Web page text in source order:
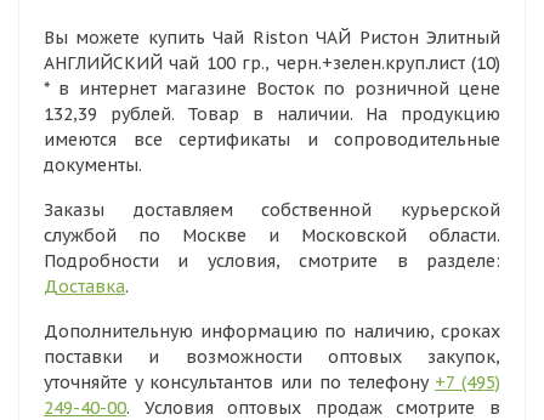
Вы можете купить Чай Riston ЧАЙ Ристон Элитный
АНГЛИЙСКИЙ чай 100 гр., черн.+зелен.круп.лист (10)
* в интернет магазине Восток по розничной цене
132,39 рублей. Товар в наличии. На продукцию
имеются все сертификаты и сопроводительные
документы.
Заказы доставляем собственной курьерской
службой по Москве и Московской области.
Подробности и условия, смотрите в разделе:
Доставка.
Дополнительную информацию по наличию, сроках
поставки и возможности оптовых закупок,
уточняйте у консультантов или по телефону +7 (495)
249-40-00. Условия оптовых продаж смотрите в